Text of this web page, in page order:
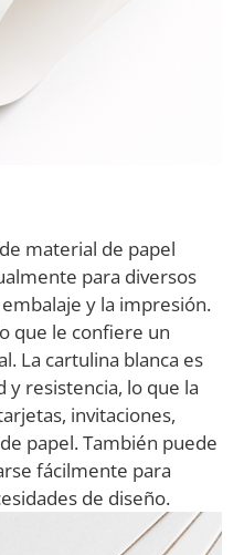
material de papel
para diversos
y la impresión.
que le confiere un
La cartulina blanca es
y resistencia, lo que la
invitaciones,
papel. También puede
fácilmente para
de diseño.